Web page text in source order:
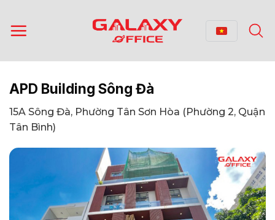
qua
nội
APD Building Sông Đà
15A Sông Đà, Phường Tân Sơn Hòa (Phường 2, Quận
Tân Bình)